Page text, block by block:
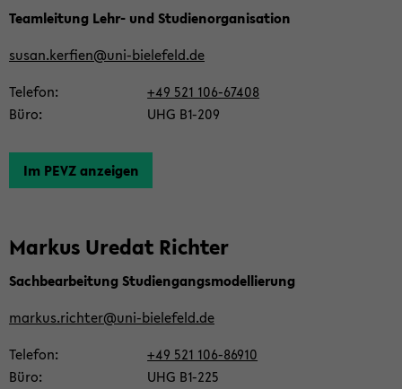
Team­lei­tung Lehr- und Stu­di­en­or­ga­ni­sa­ti­on
susan.ker­fien@uni-​bielefeld.de
Te­le­fon
+49 521 106-​67408
Büro
UHG B1-​209
Im PEVZ an­zei­gen
Mar­kus Ur­e­dat Rich­ter
Sach­be­ar­bei­tung Stu­di­en­gangs­mo­del­lie­rung
mar­kus.rich­ter@uni-​bielefeld.de
Te­le­fon
+49 521 106-​86910
Büro
UHG B1-​225